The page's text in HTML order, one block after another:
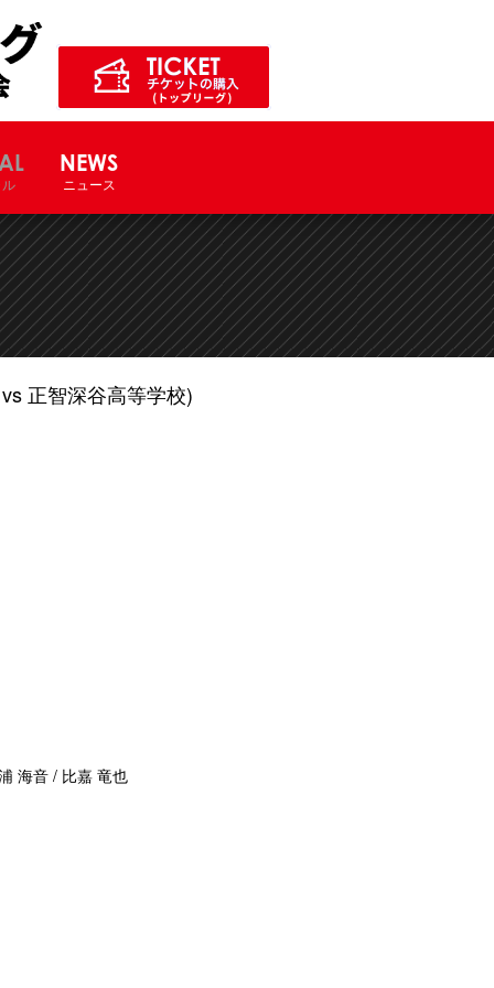
NEWS
ニュース
正智深谷高等学校)
海音 / 比嘉 竜也